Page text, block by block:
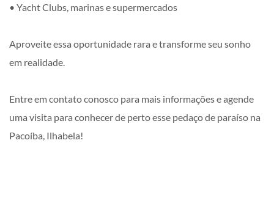
• Yacht Clubs, marinas e supermercados
Aproveite essa oportunidade rara e transforme seu sonho
em realidade.
Entre em contato conosco para mais informações e agende
uma visita para conhecer de perto esse pedaço de paraíso na
Pacoíba, Ilhabela!